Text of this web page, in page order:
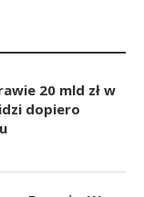
20 mld zł w
dopiero